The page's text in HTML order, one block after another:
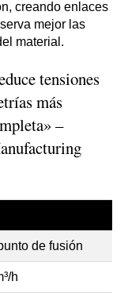
creando enlaces
mejor las
material.
tensiones
más
–
de fusión
h